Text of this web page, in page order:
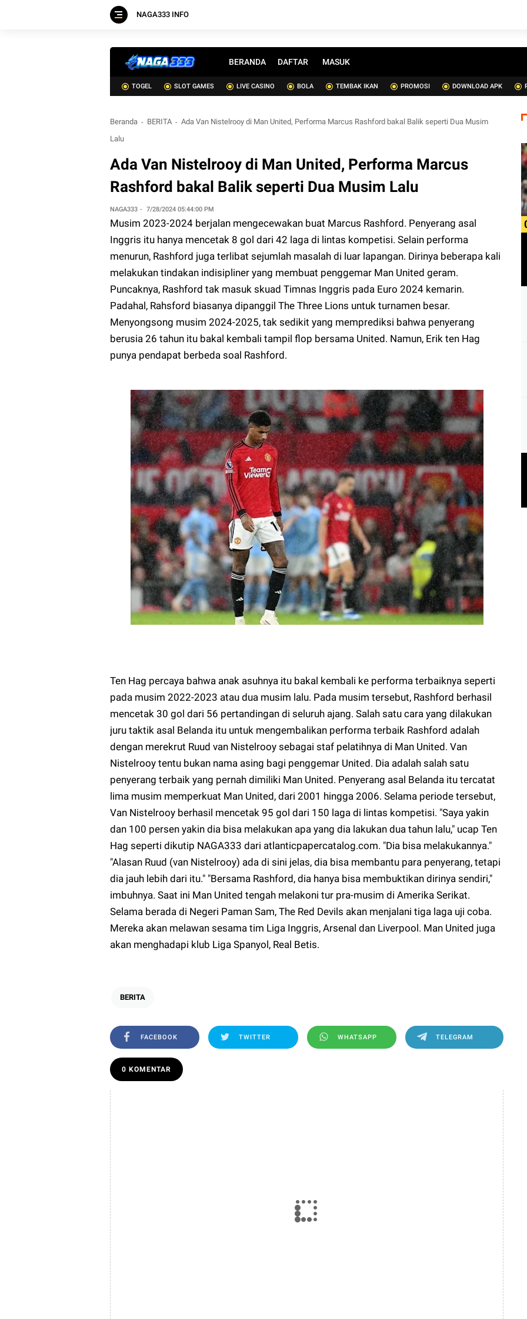
NAGA333 INFO
BERANDA DAFTAR MASUK
TOGEL SLOT GAMES LIVE CASINO BOLA TEMBAK IKAN PROMOSI DOWNLOAD APK
Beranda BERITA
Ada Van Nistelrooy di Man United, Performa Marcus Rashford bakal Balik seperti Dua Musim
Lalu
Ada Van Nistelrooy di Man United, Performa Marcus
Rashford bakal Balik seperti Dua Musim Lalu
NAGA333 7/28/2024 05:44:00 PM
Musim 2023-2024 berjalan mengecewakan buat Marcus Rashford. Penyerang asal
Inggris itu hanya mencetak 8 gol dari 42 laga di lintas kompetisi. Selain performa
menurun, Rashford juga terlibat sejumlah masalah di luar lapangan. Dirinya beberapa kali
melakukan tindakan indisipliner yang membuat penggemar Man United geram.
Puncaknya, Rashford tak masuk skuad Timnas Inggris pada Euro 2024 kemarin.
Padahal, Rahsford biasanya dipanggil The Three Lions untuk turnamen besar.
Menyongsong musim 2024-2025, tak sedikit yang memprediksi bahwa penyerang
berusia 26 tahun itu bakal kembali tampil flop bersama United. Namun, Erik ten Hag
punya pendapat berbeda soal Rashford.
Ten Hag percaya bahwa anak asuhnya itu bakal kembali ke performa terbaiknya seperti
pada musim 2022-2023 atau dua musim lalu. Pada musim tersebut, Rashford berhasil
mencetak 30 gol dari 56 pertandingan di seluruh ajang. Salah satu cara yang dilakukan
juru taktik asal Belanda itu untuk mengembalikan performa terbaik Rashford adalah
dengan merekrut Ruud van Nistelrooy sebagai staf pelatihnya di Man United. Van
Nistelrooy tentu bukan nama asing bagi penggemar United. Dia adalah salah satu
penyerang terbaik yang pernah dimiliki Man United. Penyerang asal Belanda itu tercatat
lima musim memperkuat Man United, dari 2001 hingga 2006. Selama periode tersebut,
Van Nistelrooy berhasil mencetak 95 gol dari 150 laga di lintas kompetisi. "Saya yakin
dan 100 persen yakin dia bisa melakukan apa yang dia lakukan dua tahun lalu," ucap Ten
Hag seperti dikutip NAGA333 dari atlanticpapercatalog.com. "Dia bisa melakukannya."
"Alasan Ruud (van Nistelrooy) ada di sini jelas, dia bisa membantu para penyerang, tetapi
dia jauh lebih dari itu." "Bersama Rashford, dia hanya bisa membuktikan dirinya sendiri,"
imbuhnya. Saat ini Man United tengah melakoni tur pra-musim di Amerika Serikat.
Selama berada di Negeri Paman Sam, The Red Devils akan menjalani tiga laga uji coba.
Mereka akan melawan sesama tim Liga Inggris, Arsenal dan Liverpool. Man United juga
akan menghadapi klub Liga Spanyol, Real Betis.
BERITA
FACEBOOK TWITTER WHATSAPP TELEGRAM
0 KOMENTAR